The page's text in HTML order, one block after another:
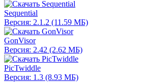
Sequential
Версия: 2.1.2 (11.59 МБ)
GonVisor
Версия: 2.42 (2.62 МБ)
PicTwiddle
Версия: 1.3 (8.93 МБ)